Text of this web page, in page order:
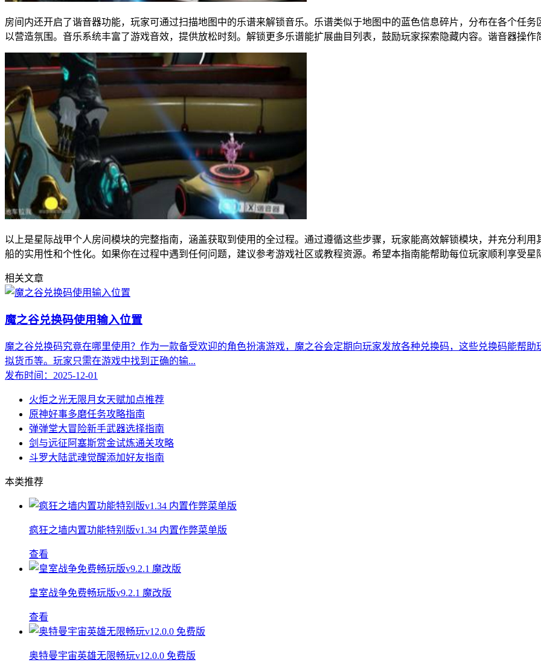
房间内还开启了谐音器功能，玩家可通过扫描地图中的乐谱来解锁音乐。乐谱类似于地图中的蓝色信息碎片，分布在各个任
以营造氛围。音乐系统丰富了游戏音效，提供放松时刻。解锁更多乐谱能扩展曲目列表，鼓励玩家探索隐藏内容。谐音器操作
以上是星际战甲个人房间模块的完整指南，涵盖获取到使用的全过程。通过遵循这些步骤，玩家能高效解锁模块，并充分利
船的实用性和个性化。如果你在过程中遇到任何问题，建议参考游戏社区或教程资源。希望本指南能帮助每位玩家顺利享受星
相关文章
魔之谷兑换码使用输入位置
魔之谷兑换码究竟在哪里使用？作为一款备受欢迎的角色扮演游戏，魔之谷会定期向玩家发放各种兑换码，这些兑换码能帮
拟货币等。玩家只需在游戏中找到正确的输...
发布时间：2025-12-01
火炬之光无限月女天赋加点推荐
原神好事多磨任务攻略指南
弹弹堂大冒险新手武器选择指南
剑与远征阿塞斯赏金试炼通关攻略
斗罗大陆武魂觉醒添加好友指南
本类推荐
疯狂之墙内置功能特别版v1.34 内置作弊菜单版
查看
皇室战争免费畅玩版v9.2.1 魔改版
查看
奥特曼宇宙英雄无限畅玩v12.0.0 免费版